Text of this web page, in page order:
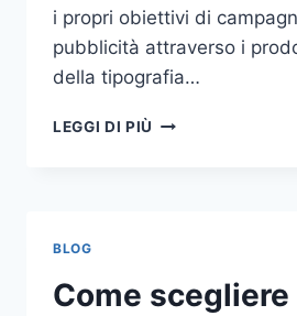
i propri obiettivi di
pubblicità attraverso i
della tipografia…
LEGGI DI PIÙ VUOI
A
BLOG
Come scegliere